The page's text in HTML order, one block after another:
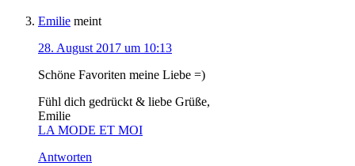
Emilie meint
28. August 2017 um 10:13
Schöne Favoriten meine Liebe =)
Fühl dich gedrückt & liebe Grüße,
Emilie
LA MODE ET MOI
Antworten